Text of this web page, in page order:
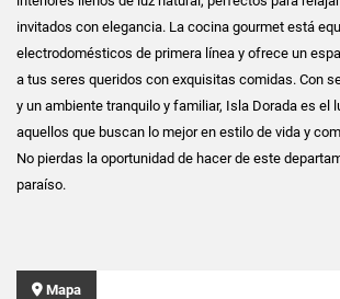
invitados con elegancia. La cocina gourmet está
electrodomésticos de primera línea y ofrece un
a tus seres queridos con exquisitas comidas. Con
y un ambiente tranquilo y familiar, Isla Dorada es el
aquellos que buscan lo mejor en estilo de vida y
No pierdas la oportunidad de hacer de este
paraíso.
Mapa